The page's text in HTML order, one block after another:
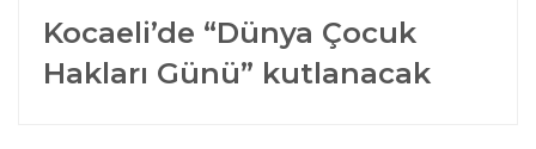
Kocaeli’de “Dünya Çocuk
Hakları Günü” kutlanacak